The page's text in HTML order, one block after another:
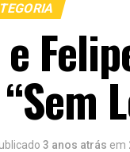
3 anos atrás em